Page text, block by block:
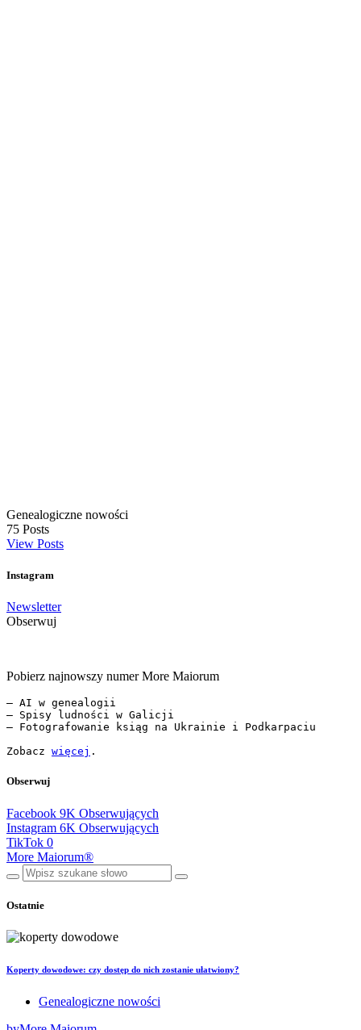
Genealogiczne nowości
75 Posts
View Posts
Instagram
Newsletter
Obserwuj
Pobierz najnowszy numer More Maiorum
— AI w genealogii
— Spisy ludności w Galicji
— Fotografowanie ksiąg na Ukrainie i Podkarpaciu
Zobacz więcej .
Obserwuj
Facebook 9K Obserwujących
Instagram 6K Obserwujących
TikTok 0
More Maiorum®
Ostatnie
Koperty dowodowe: czy dostęp do nich zostanie ułatwiony?
Genealogiczne nowości